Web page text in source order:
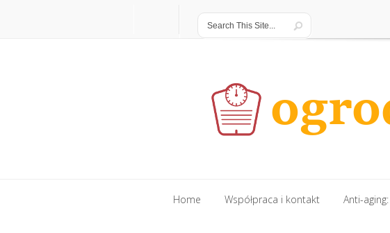
Typ skóry i potrzeby Uroda
Home Współpraca i kontakt Anti-